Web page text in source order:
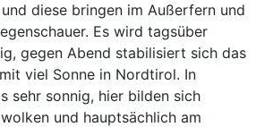
diese bringen im Außerfern und
Es wird tagsüber
gegen Abend stabilisiert sich das
viel Sonne in Nordtirol. In
sehr sonnig, hier bilden sich
und hauptsächlich am